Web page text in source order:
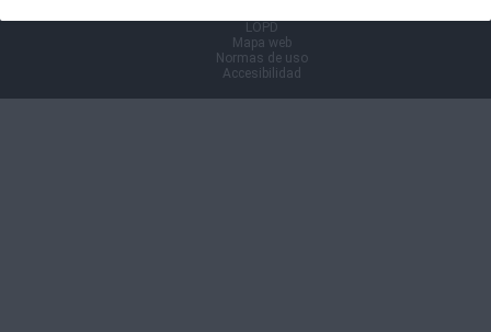
LOPD
Mapa web
Normas de uso
Accesibilidad